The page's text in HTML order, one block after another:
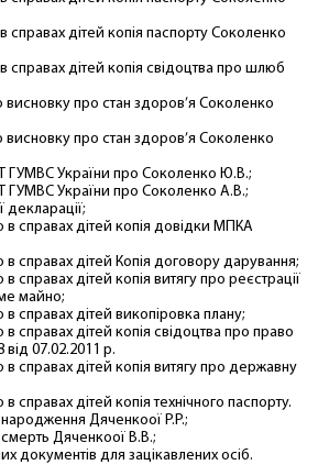
справах дітей копія паспорту Соколенко
справах дітей копія свідоцтва про шлюб
висновку про стан здоров’я Соколенко
висновку про стан здоров’я Соколенко
ГУМВС України про Соколенко Ю.В.;
ГУМВС України про Соколенко А.В.;
декларації;
в справах дітей копія довідки МПКА
справах дітей Копія договору дарування;
справах дітей копія витягу про реєстрації
майно;
справах дітей викопіровка плану;
справах дітей копія свідоцтва про право
07.02.2011 р.
справах дітей копія витягу про державну
справах дітей копія технічного паспорту.
народження Дяченкоої Р.Р.;
смерть Дяченкоої В.В.;
документів для зацікавлених осіб.